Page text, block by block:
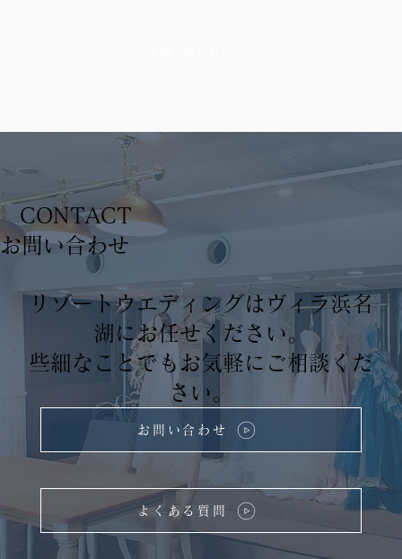
リゾートウエディングはヴィラ浜名
湖にお任せください。
些細なことでもお気軽にご相談くだ
さい。
よくある質問
CONTACT
お問い合わせ
​お問い合わせ